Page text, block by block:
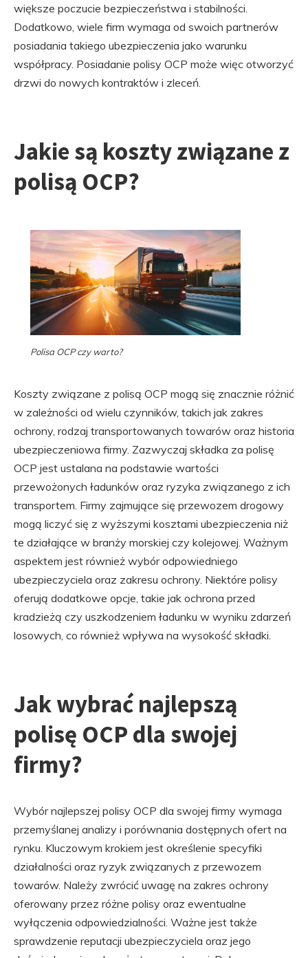
większe poczucie bezpieczeństwa i stabilności.
Dodatkowo, wiele firm wymaga od swoich partnerów
posiadania takiego ubezpieczenia jako warunku
współpracy. Posiadanie polisy OCP może więc otworzyć
drzwi do nowych kontraktów i zleceń.
Jakie są koszty związane z
polisą OCP?
Polisa OCP czy warto?
Koszty związane z polisą OCP mogą się znacznie różnić
w zależności od wielu czynników, takich jak zakres
ochrony, rodzaj transportowanych towarów oraz historia
ubezpieczeniowa firmy. Zazwyczaj składka za polisę
OCP jest ustalana na podstawie wartości
przewożonych ładunków oraz ryzyka związanego z ich
transportem. Firmy zajmujące się przewozem drogowy
mogą liczyć się z wyższymi kosztami ubezpieczenia niż
te działające w branży morskiej czy kolejowej. Ważnym
aspektem jest również wybór odpowiedniego
ubezpieczyciela oraz zakresu ochrony. Niektóre polisy
oferują dodatkowe opcje, takie jak ochrona przed
kradzieżą czy uszkodzeniem ładunku w wyniku zdarzeń
losowych, co również wpływa na wysokość składki.
Jak wybrać najlepszą
polisę OCP dla swojej
firmy?
Wybór najlepszej polisy OCP dla swojej firmy wymaga
przemyślanej analizy i porównania dostępnych ofert na
rynku. Kluczowym krokiem jest określenie specyfiki
działalności oraz ryzyk związanych z przewozem
towarów. Należy zwrócić uwagę na zakres ochrony
oferowany przez różne polisy oraz ewentualne
wyłączenia odpowiedzialności. Ważne jest także
sprawdzenie reputacji ubezpieczyciela oraz jego